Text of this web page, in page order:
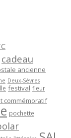
cadeau
ancienne
Deux-Sèvres
festival fleur
commémoratif
pochette